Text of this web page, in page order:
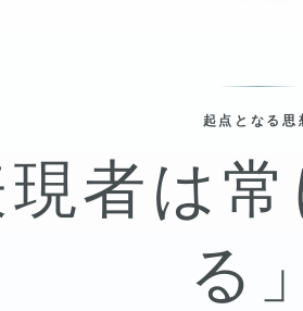
起点となる思
現者は
る」